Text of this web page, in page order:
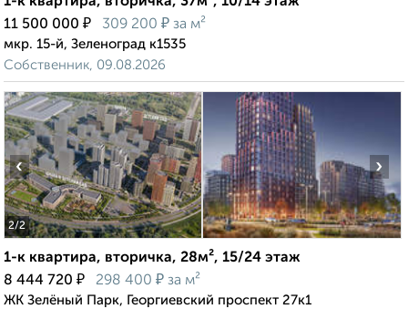
11 500 000 ₽ 309 200 ₽ за м²
мкр. 15-й, Зеленоград к1535
Собственник, 09.08.2026
2/2
‹ ›
1-к квартира, вторичка, 28м², 15/24 этаж
8 444 720 ₽ 298 400 ₽ за м²
ЖК Зелёный Парк, Георгиевский проспект 27к1